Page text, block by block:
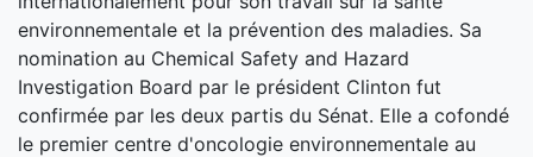
environnementale et la prévention des maladies. Sa
nomination au Chemical Safety and Hazard
Investigation Board par le président Clinton fut
confirmée par les deux partis du Sénat. Elle a cofondé
le premier centre d'oncologie environnementale au